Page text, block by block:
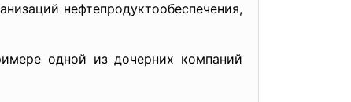
нефтепродуктообеспечения,
одной из дочерних компаний